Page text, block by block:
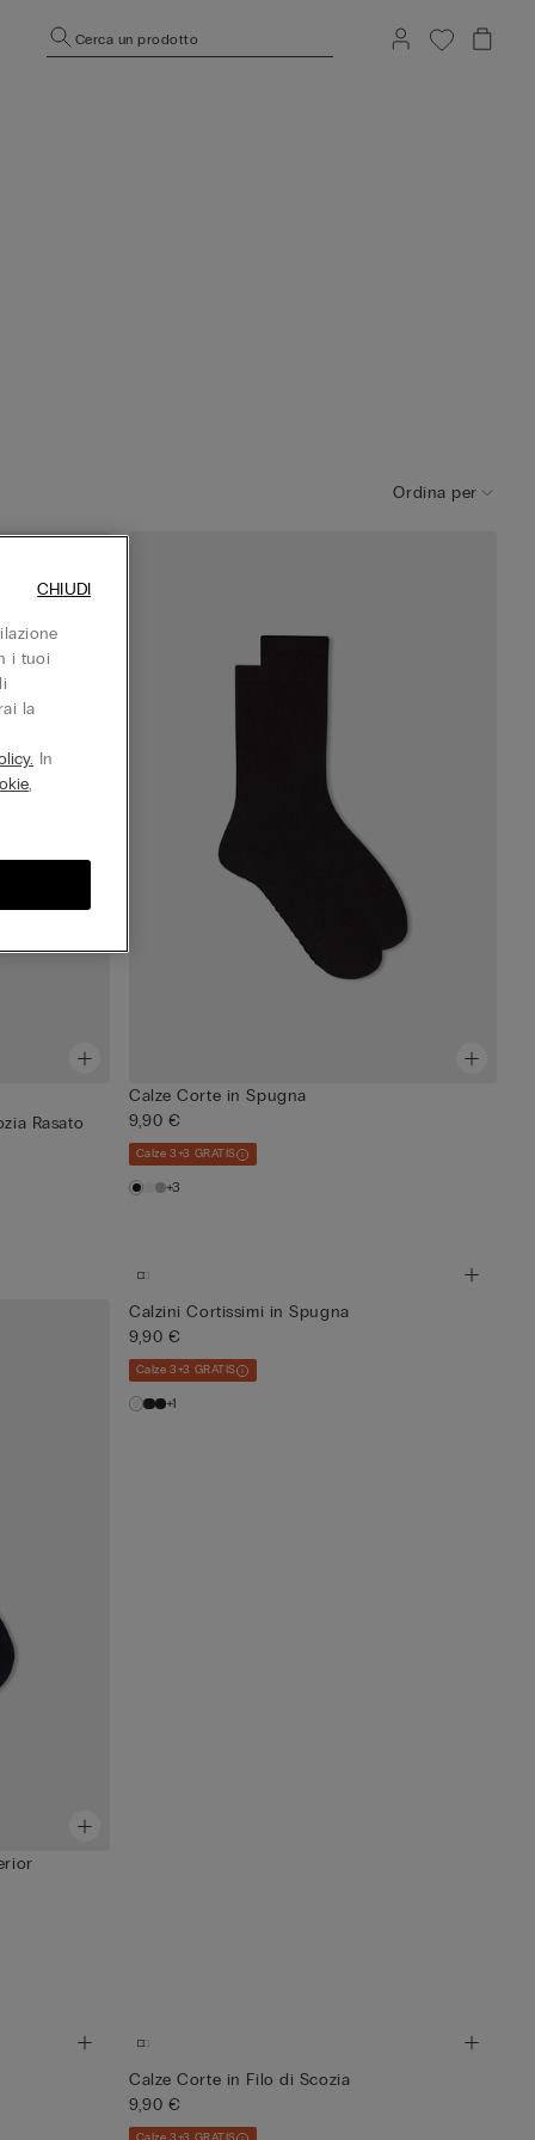
Cerca un prodotto
Ordina per
Rasato
Calze Corte in Spugna
9,90 €
Calze 3+3 GRATIS
+3
Calzini Cortissimi in Spugna
9,90 €
Calze 3+3 GRATIS
+1
Calze Corte in Filo di Scozia
9,90 €
i tuoi
la
In
,
CHIUDI